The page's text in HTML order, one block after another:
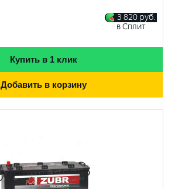
3 820 руб.
в Сплит
Купить в 1 клик
Добавить в корзину